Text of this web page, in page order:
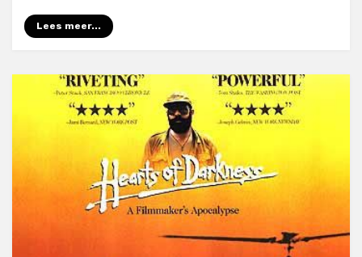
Lees meer...